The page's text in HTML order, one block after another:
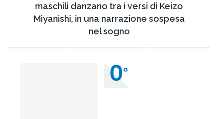
maschili danzano tra i versi di Keizo
Miyanishi, in una narrazione sospesa
nel sogno
0°